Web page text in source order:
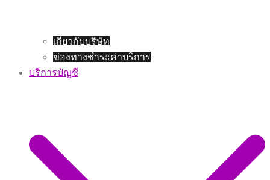
เกี่ยวกับบริษัท
ข่องทางชำระค่าบริการ
บริการบัญชี